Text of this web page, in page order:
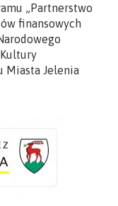
„Partnerstwo
finansowych
Miasta Jelenia